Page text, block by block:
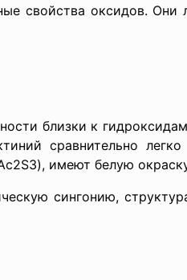
свойства оксидов. Они
близки к гидроксидам
сравнительно
имеют белую
сингонию, структура